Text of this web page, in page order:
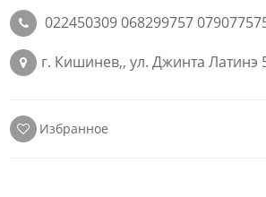
022450309 068299757
г. Кишинев,, ул. Джинта Латинэ
Избранное